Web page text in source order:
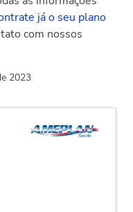
já o seu plano
com nossos
2023